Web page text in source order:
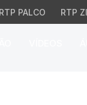
RTP PALCO RTP